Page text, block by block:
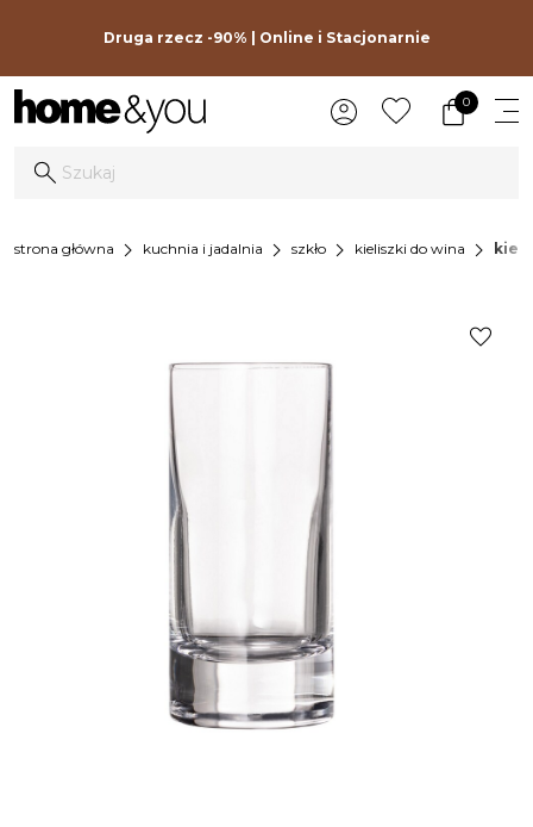
Druga rzecz -90% | Online i Stacjonarnie
0
strona główna chevron_right kuchnia i jadalnia chevron_right szkło chevron_right kieliszki do wina chevron_right
favorite